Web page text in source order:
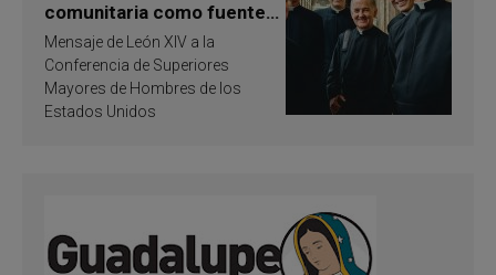
comunitaria como fuente
de inspiración y
santificación
Mensaje de León XIV a la
Conferencia de Superiores
Mayores de Hombres de los
Estados Unidos